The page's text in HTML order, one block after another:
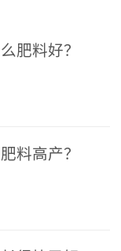
合于基施、追
栽培和营养液的
。1、苗期冲施、
配合大量元素水
肥料好？
料高产？